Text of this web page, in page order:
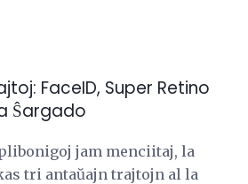
FaceID, Super Retino
Ŝargado
jam menciitaj, la
tri antaŭajn trajtojn al la